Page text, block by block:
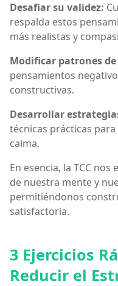
Desafiar su validez:
respalda estos
más realistas y
Modificar patrones
pensamientos
constructivas.
Desarrollar
técnicas prácticas
calma.
En esencia, la TCC
de nuestra mente y
permitiéndonos
satisfactoria.
3 Ejercicios
Reducir el